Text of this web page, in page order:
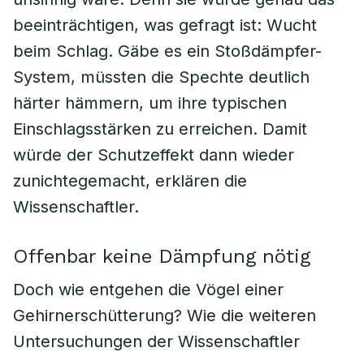
beeinträchtigen, was gefragt ist: Wucht
beim Schlag. Gäbe es ein Stoßdämpfer-
System, müssten die Spechte deutlich
härter hämmern, um ihre typischen
Einschlagsstärken zu erreichen. Damit
würde der Schutzeffekt dann wieder
zunichtegemacht, erklären die
Wissenschaftler.
Offenbar keine Dämpfung nötig
Doch wie entgehen die Vögel einer
Gehirnerschütterung? Wie die weiteren
Untersuchungen der Wissenschaftler